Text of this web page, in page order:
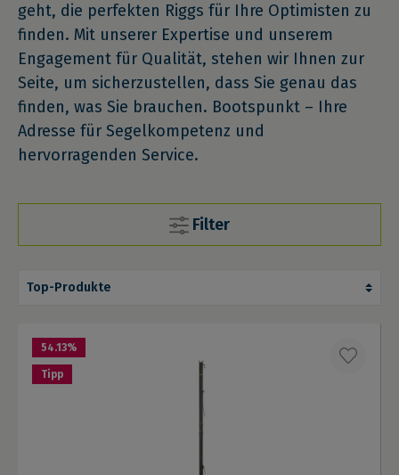
geht, die perfekten Riggs für Ihre Optimisten zu
finden. Mit unserer Expertise und unserem
Engagement für Qualität, stehen wir Ihnen zur
Seite, um sicherzustellen, dass Sie genau das
finden, was Sie brauchen. Bootspunkt – Ihre
Adresse für Segelkompetenz und
hervorragenden Service.
Filter
54.13%
Tipp